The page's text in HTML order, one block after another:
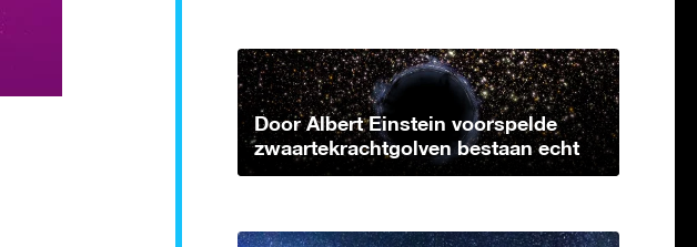
Door Albert Einstein voorspelde
zwaartekrachtgolven bestaan echt